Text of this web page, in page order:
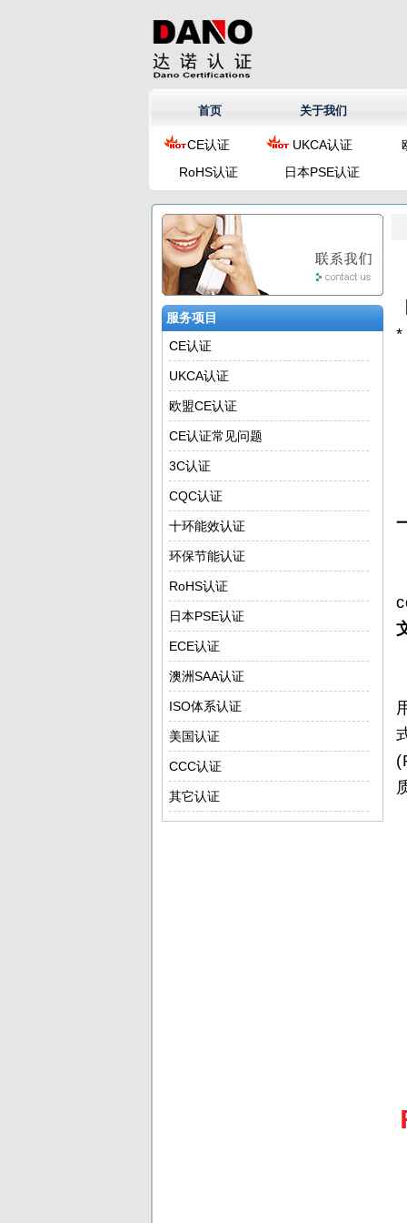
首页 关于我们
CE认证 UKCA认证
RoHS认证
日本PSE认证
服务项目
CE认证
UKCA认证
欧盟CE认证
CE认证常见问题
3C认证
CQC认证
十环能效认证
环保节能认证
RoHS认证
日本PSE认证
ECE认证
澳洲SAA认证
ISO体系认证
美国认证
CCC认证
其它认证
*